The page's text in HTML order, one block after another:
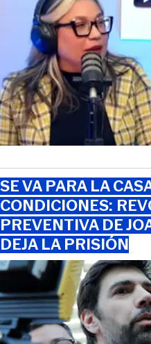
SE VA PARA LA
CONDICIONES:
PREVENTIVA DE
DEJA LA PRISIÓN